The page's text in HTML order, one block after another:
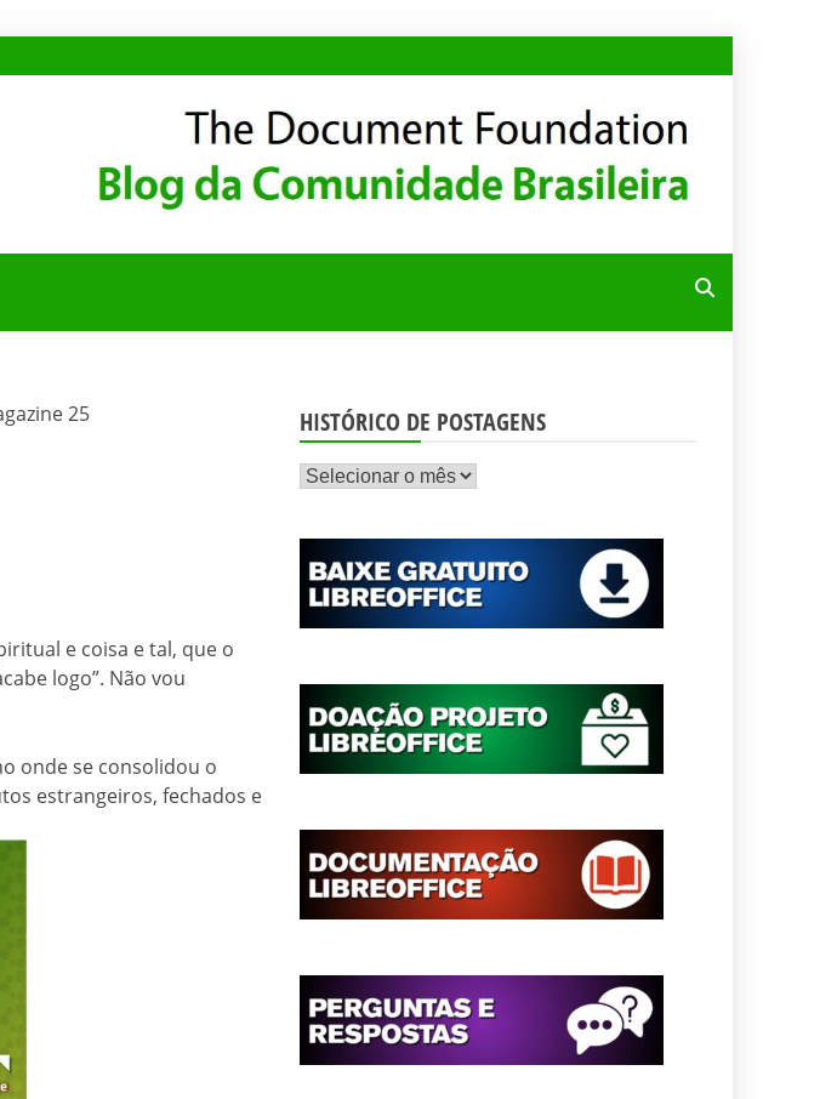
25
e coisa e tal, que o
logo”. Não vou
onde se consolidou o
estrangeiros, fechados e
HISTÓRICO DE POSTAGENS
Histórico
postagens